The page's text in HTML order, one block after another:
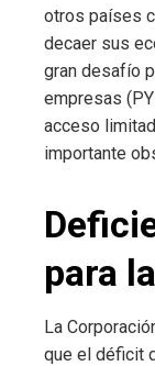
otros países
decaer sus
gran desafío
empresas
acceso
importante
para
La
que el déficit